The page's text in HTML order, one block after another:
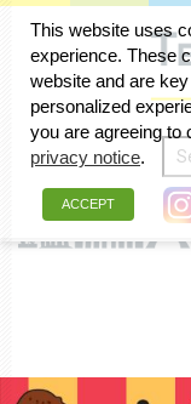
AUGUST 2024
This website uses
experience. These
website and are
personalized
you are agreeing to
privacy notice.
ACCEPT